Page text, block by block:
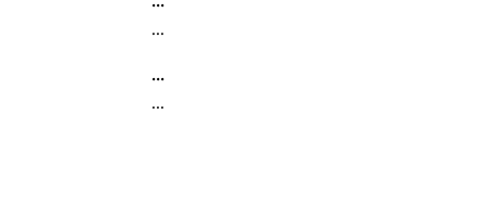
...
...
...